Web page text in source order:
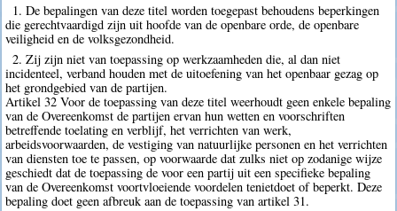
1. De bepalingen van deze titel worden toegepast behoudens beperkingen
die gerechtvaardigd zijn uit hoofde van de openbare orde, de openbare
veiligheid en de volksgezondheid.
2. Zij zijn niet van toepassing op werkzaamheden die, al dan niet
incidenteel, verband houden met de uitoefening van het openbaar gezag op
het grondgebied van de partijen.
Artikel 32 Voor de toepassing van deze titel weerhoudt geen enkele bepaling
van de Overeenkomst de partijen ervan hun wetten en voorschriften
betreffende toelating en verblijf, het verrichten van werk,
arbeidsvoorwaarden, de vestiging van natuurlijke personen en het verrichten
van diensten toe te passen, op voorwaarde dat zulks niet op zodanige wijze
geschiedt dat de toepassing de voor een partij uit een specifieke bepaling
van de Overeenkomst voortvloeiende voordelen tenietdoet of beperkt. Deze
bepaling doet geen afbreuk aan de toepassing van artikel 31.